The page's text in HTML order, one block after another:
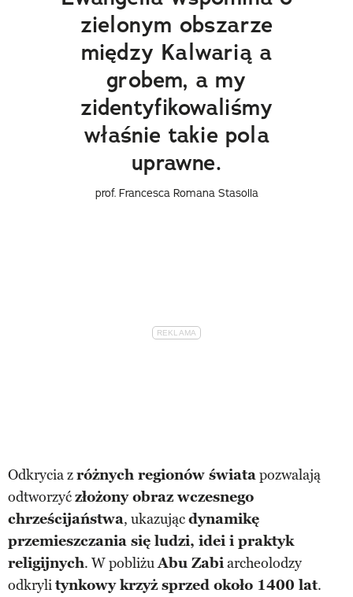
zielonym obszarze
między Kalwarią a
grobem, a my
zidentyfikowaliśmy
właśnie takie pola
uprawne.
prof. Francesca Romana Stasolla
Odkrycia zróżnych regionów światapozwalają
odtworzyćzłożony obraz wczesnego
chrześcijaństwa, ukazującdynamikę
przemieszczania się ludzi, idei i praktyk
religijnych. W pobliżuAbu Zabiarcheolodzy
odkrylitynkowy krzyż sprzed około 1400 lat.